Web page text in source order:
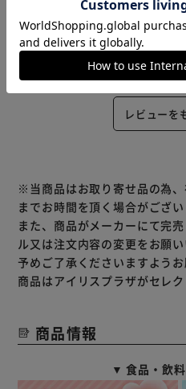
半額バスケットでお得に購入
で、塗りムラも手間もかから
かりです。
レビューを
※当商品はお取り寄せ品の為
までお時間を頂く場合がござい
また、商品がメーカーにて完
ル又は注文内容の変更をお願い
予めご了承くださいますよう
商品はアイリスプラザがセレ
商品情報
▼ 食品・飲